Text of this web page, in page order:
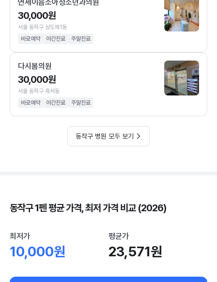
연세이음소아청소년과의원
30,000원
서울 동작구 상도제1동
바로예약
야간진료 주말진료
다시봄의원
30,000원
서울 동작구 흑석동
바로예약
야간진료 주말진료
동작구 병원 모두 보기
동작구 1펜 평균 가격, 최저 가격 비교 (2026)
최저가
10,000원
평균가
23,571원